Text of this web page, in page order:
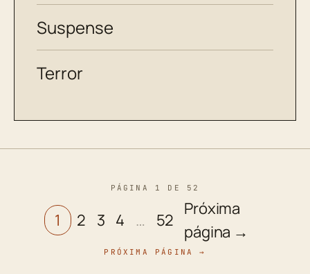
Suspense
Terror
PÁGINA 1 DE 52
1 2 3 4 … 52
Próxima
página →
PRÓXIMA PÁGINA →